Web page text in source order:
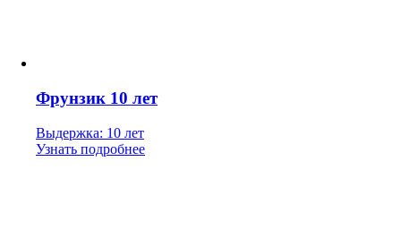
Фрунзик 10 лет
Выдержка: 10 лет
Узнать подробнее